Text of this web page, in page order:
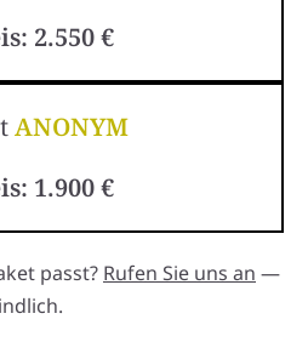
2.550 €
ANONYM
1.900 €
passt? Rufen Sie uns an —